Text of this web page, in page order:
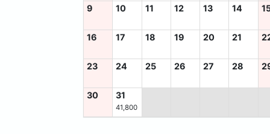
9 10 11 12 13 14
16 17 18 19 20 21
23 24 25 26 27 28
30 31
41,800